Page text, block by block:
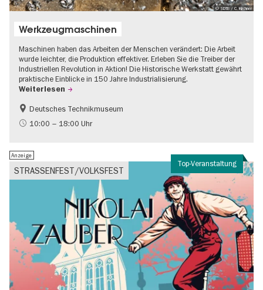
© SDTB / C. Kirchner
Werkzeugmaschinen
Maschinen haben das Arbeiten der Menschen verändert: Die Arbeit
wurde leichter, die Produktion effektiver. Erleben Sie die Treiber der
Industriellen Revolution in Aktion! Die Historische Werkstatt gewährt
praktische Einblicke in 150 Jahre Industrialisierung.
Weiterlesen
Geschichte
Deutsches Technikmuseum
10:00 – 18:00 Uhr
Top-Veranstaltung
STRASSENFEST/VOLKSFEST
Anzeige